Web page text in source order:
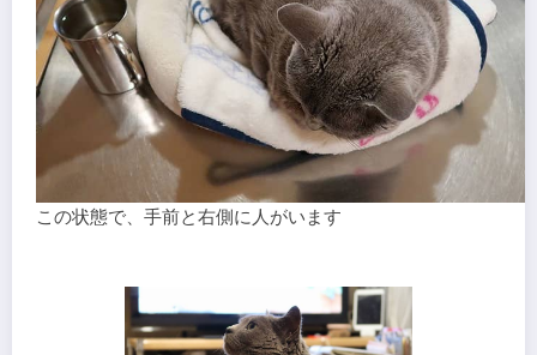
この状態で、手前と右側に人がいます